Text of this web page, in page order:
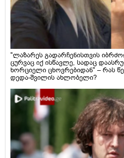
"ლაზარეს გადარჩენისთვის
ცურვაც იქ ისწავლე, სადაც
ხორციელი ცხოვრებიდან" – რას
დედა-შვილის ახლობელი?